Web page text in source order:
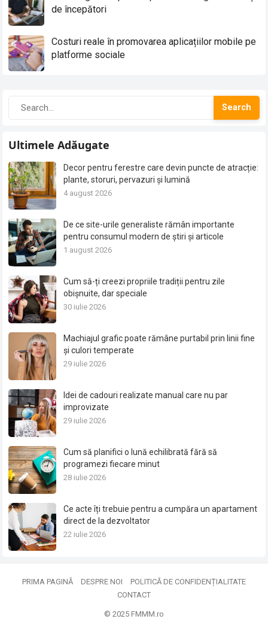
de începători
Costuri reale în promovarea aplicațiilor mobile pe
platforme sociale
Search
Ultimele Adăugate
Decor pentru ferestre care devin puncte de atracție:
plante, storuri, pervazuri și lumină
4 august 2026
De ce site-urile generaliste rămân importante
pentru consumul modern de știri și articole
1 august 2026
Cum să-ți creezi propriile tradiții pentru zile
obișnuite, dar speciale
30 iulie 2026
Machiajul grafic poate rămâne purtabil prin linii fine
și culori temperate
29 iulie 2026
Idei de cadouri realizate manual care nu par
improvizate
29 iulie 2026
Cum să planifici o lună echilibrată fără să
programezi fiecare minut
28 iulie 2026
Ce acte îți trebuie pentru a cumpăra un apartament
direct de la dezvoltator
22 iulie 2026
PRIMA PAGINĂ DESPRE NOI
POLITICĂ DE CONFIDENȚIALITATE
CONTACT
© 2025 FMMM.ro